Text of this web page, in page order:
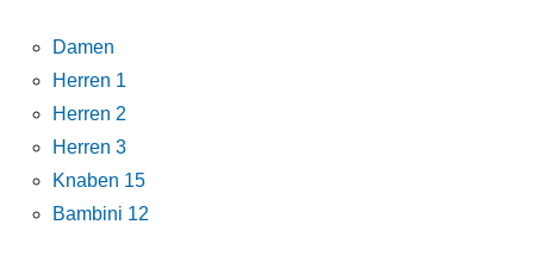
Damen
Herren 1
Herren 2
Herren 3
Knaben 15
Bambini 12